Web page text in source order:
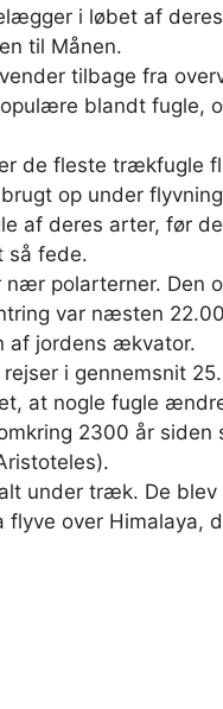
i løbet af
til Månen.
tilbage fra
blandt fugle,
de fleste trækfugle
op under
af deres arter, før
så fede.
polarterner. Den
var næsten
af ​​jordens ækvator.
i gennemsnit
at nogle fugle
2300 år
under træk. De
flyve over Himalaya,